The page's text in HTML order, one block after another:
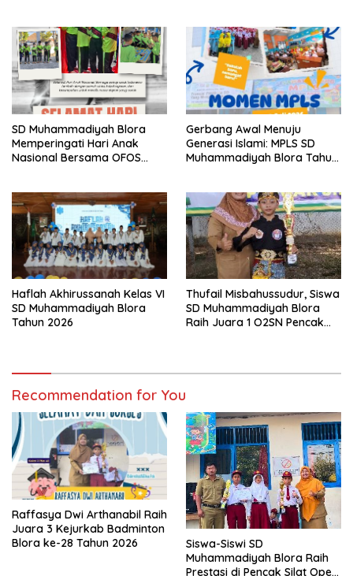
SD Muhammadiyah Blora
Memperingati Hari Anak
Nasional Bersama OFOS
Gerbang Awal Menuju
Generasi Islami: MPLS SD
Muhammadiyah Blora Tahun
Haflah Akhirussanah Kelas VI
SD Muhammadiyah Blora
Tahun 2026
Thufail Misbahussudur, Siswa
SD Muhammadiyah Blora
Raih Juara 1 O2SN Pencak
Recommendation for You
Raffasya Dwi Arthanabil Raih
Juara 3 Kejurkab Badminton
Blora ke-28 Tahun 2026
Siswa-Siswi SD
Muhammadiyah Blora Raih
Prestasi di Pencak Silat Open